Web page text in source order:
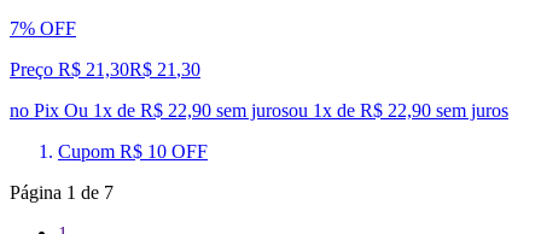
7% OFF
Preço R$ 21,30R$ 21 ,30
no Pix Ou 1x de R$ 22,90 sem jurosou 1x de R$ 22,90 sem juros
Cupom R$ 10 OFF
Página 1 de 7